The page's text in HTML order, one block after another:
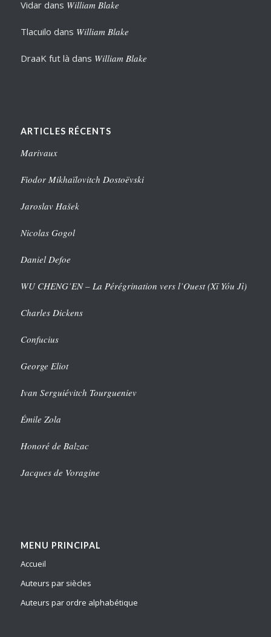
Vidardans William Blake
Tlacuilo dans William Blake
DraaK fut là dans William Blake
ARTICLES RÉCENTS
Marivaux
Fiodor Mikhaïlovitch Dostoëvski
Jaroslav Hašek
Nicolas Gogol
Daniel Defoe
WU CHENG’EN – La Pérégrination vers l’Ouest (Xī Yóu Jì)
Charles Dickens
Confucius
George Eliot
Ivan Serguiévitch Tourgueniev
Émile Zola
Honoré de Balzac
Jacques de Voragine
MENU PRINCIPAL
Accueil
Auteurs par siècles
Auteurs par ordre alphabétique